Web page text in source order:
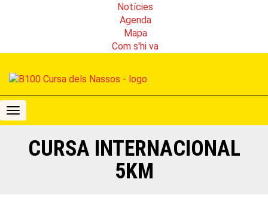
Notícies
Agenda
Mapa
Com s'hi va
B100
Cursa
Nassos
CURSA INTERNACIONAL
5KM